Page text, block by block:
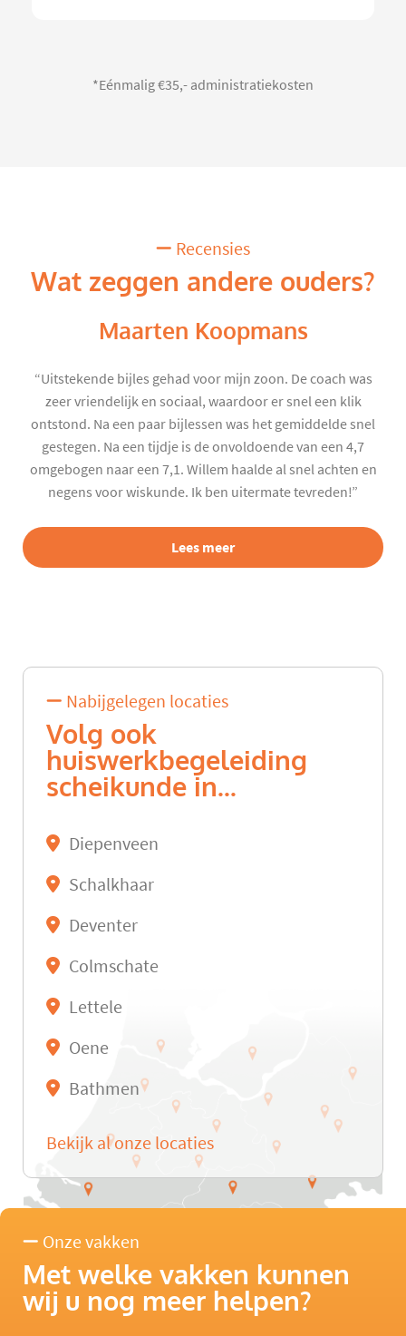
*Eénmalig €35,- administratiekosten
Recensies
Wat zeggen andere ouders?
Maarten Koopmans
“Uitstekende bijles gehad voor mijn zoon. De coach was
zeer vriendelijk en sociaal, waardoor er snel een klik
ontstond. Na een paar bijlessen was het gemiddelde snel
gestegen. Na een tijdje is de onvoldoende van een 4,7
omgebogen naar een 7,1. Willem haalde al snel achten en
negens voor wiskunde. Ik ben uitermate tevreden!”
Lees meer
Nabijgelegen locaties
Volg ook
huiswerkbegeleiding
scheikunde in...
Diepenveen
Schalkhaar
Deventer
Colmschate
Lettele
Oene
Bathmen
Bekijk al onze locaties
Onze vakken
Met welke vakken kunnen
wij u nog meer helpen?